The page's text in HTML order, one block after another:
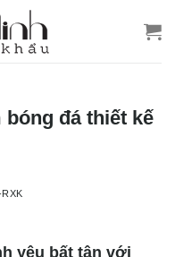
bóng đá thiết kế
yêu bất tận với